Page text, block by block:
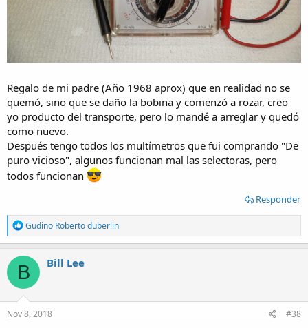
Regalo de mi padre (Año 1968 aprox) que en realidad no se
quemó, sino que se daño la bobina y comenzó a rozar, creo
yo producto del transporte, pero lo mandé a arreglar y quedó
como nuevo.
Después tengo todos los multímetros que fui comprando "De
puro vicioso", algunos funcionan mal las selectoras, pero
todos funcionan
Responder
R
e
a
c
t
i
o
n
s
Gudino Roberto duberlin
B Bill Lee
Nov 8, 2018 #38